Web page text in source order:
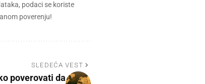
podaci se koriste
poverenju!
SLEDEĆA VEST
poverovati da